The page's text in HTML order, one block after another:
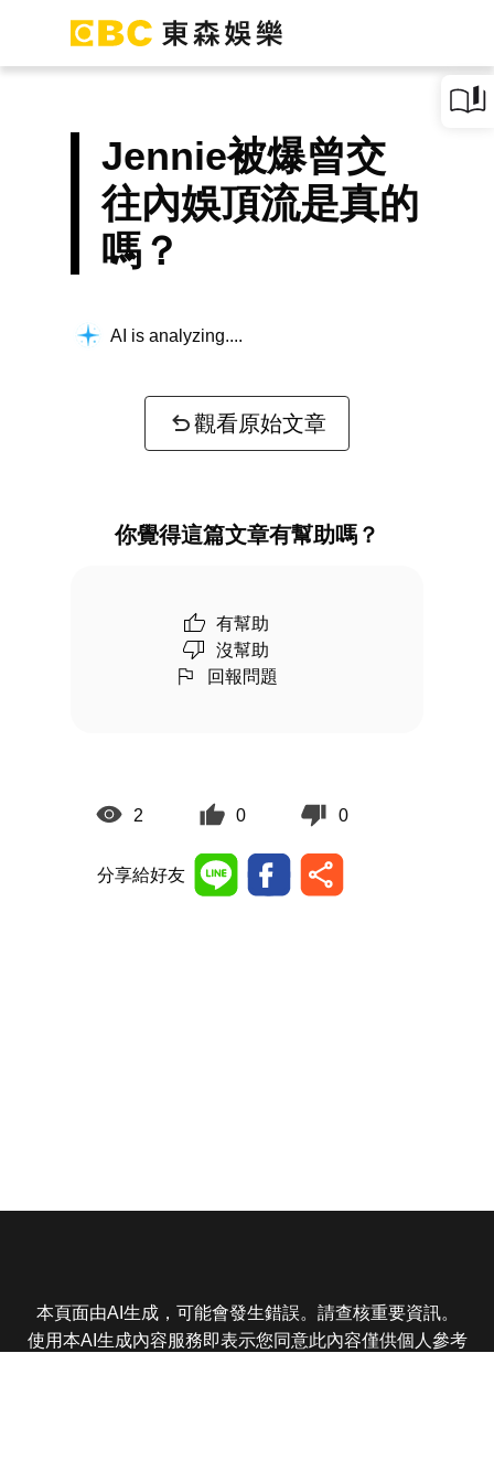
Jennie被爆曾交
往內娛頂流是真的
嗎？
AI is analyzing...
觀看原始文章
你覺得這篇文章有幫助嗎？
有幫助
沒幫助
回報問題
2 0 0
分享給好友
本頁面由AI生成，可能會發生錯誤。請查核重要資訊。
使用本AI生成內容服務即表示您同意此內容僅供個人參考